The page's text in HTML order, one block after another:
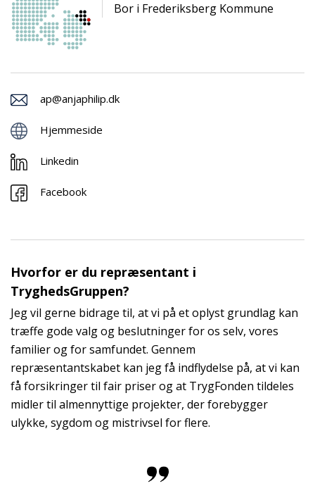
Bor i Frederiksberg Kommune
ap@anjaphilip.dk
Hjemmeside
Linkedin
Facebook
Hvorfor er du repræsentant i
TryghedsGruppen?
Jeg vil gerne bidrage til, at vi på et oplyst grundlag kan
træffe gode valg og beslutninger for os selv, vores
familier og for samfundet. Gennem
repræsentantskabet kan jeg få indflydelse på, at vi kan
få forsikringer til fair priser og at TrygFonden tildeles
midler til almennyttige projekter, der forebygger
ulykke, sygdom og mistrivsel for flere.